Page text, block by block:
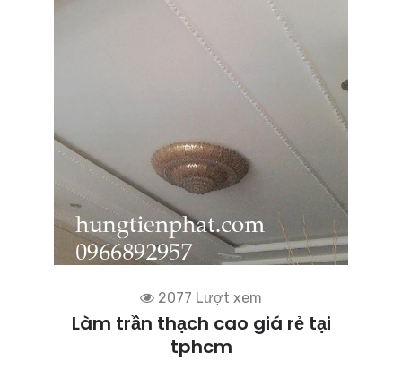
2077 Lượt xem
Làm trần thạch cao giá rẻ tại
tphcm